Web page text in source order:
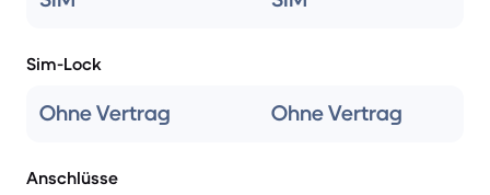
Sim-Lock
Ohne Vertrag Ohne Vertrag
Anschlüsse